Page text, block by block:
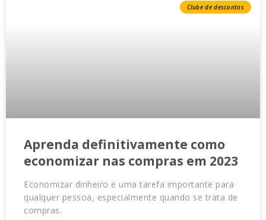
Clube de descontos
Aprenda definitivamente como
economizar nas compras em 2023
Economizar dinheiro é uma tarefa importante para
qualquer pessoa, especialmente quando se trata de
compras.